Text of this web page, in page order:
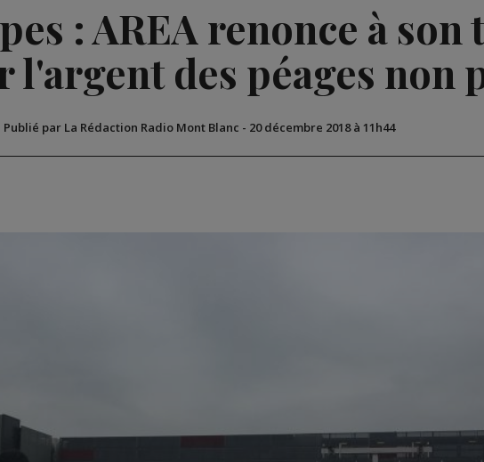
: AREA renonce à son
l'argent des péages non
Publié par La Rédaction Radio Mont Blanc - 20 décembre 2018 à 11h44